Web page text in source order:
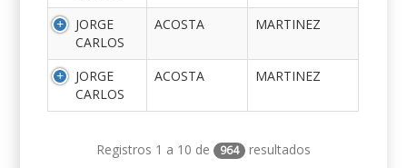
JORGE
CARLOS
ACOSTA MARTINEZ
JORGE
CARLOS
ACOSTA MARTINEZ
Registros 1 a 10 de 964 resultados